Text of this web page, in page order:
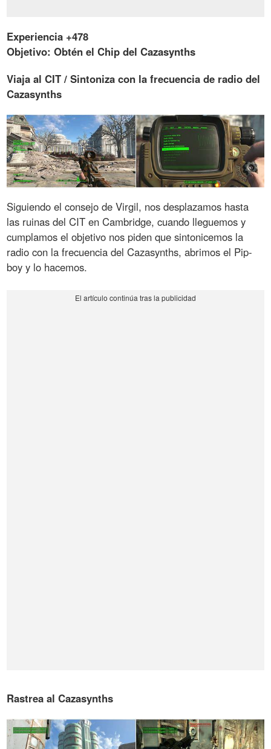
Experiencia +478
Objetivo: Obtén el Chip del Cazasynths
Viaja al CIT / Sintoniza con la frecuencia de radio del
Cazasynths
Siguiendo el consejo de Virgil, nos desplazamos hasta
las ruinas del CIT en Cambridge, cuando lleguemos y
cumplamos el objetivo nos piden que sintonicemos la
radio con la frecuencia del Cazasynths, abrimos el Pip-
boy y lo hacemos.
Rastrea al Cazasynths